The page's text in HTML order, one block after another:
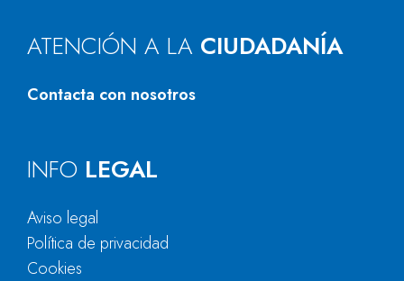
ATENCIÓN A LA CIUDADANÍA
Contacta con nosotros
INFO LEGAL
Aviso legal
Política de privacidad
Cookies